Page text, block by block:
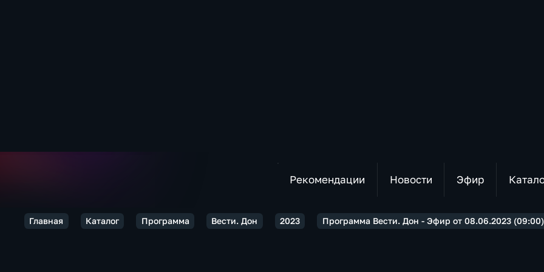
Рекомендации Новости Эфир
Главная Каталог Программа Вести. Дон 2023 Программа Вести. Дон - Эфир от 08.06.2023 (09:00)